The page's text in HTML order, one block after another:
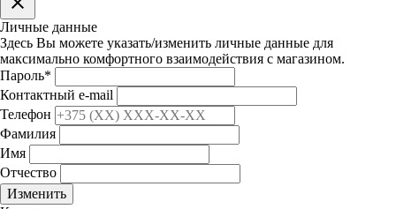
Личные данные
Здесь Вы можете указать/изменить личные данные для
максимально комфортного взаимодействия с магазином.
Пароль*
Контактный e-mail
Телефон
Фамилия
Имя
Отчество
Изменить